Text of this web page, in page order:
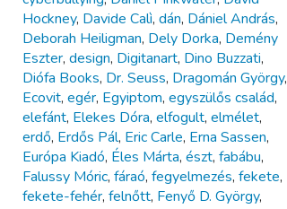
Hockney, Davide Calì, dán, Dániel András,
Deborah Heiligman, Dely Dorka, Demény
Eszter, design, Digitanart, Dino Buzzati,
Diófa Books, Dr. Seuss, Dragomán György,
Ecovit, egér, Egyiptom, egyszülős család,
elefánt, Elekes Dóra, elfogult, elmélet,
erdő, Erdős Pál, Eric Carle, Erna Sassen,
Európa Kiadó, Éles Márta, észt, fabábu,
Falussy Móric, fáraó, fegyelmezés, fekete,
fekete-fehér, felnőtt, Fenyő D. György,